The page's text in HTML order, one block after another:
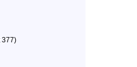
377)